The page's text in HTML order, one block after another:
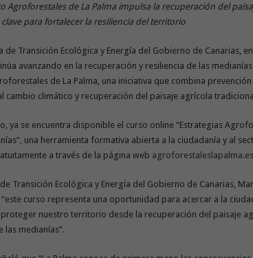
Agroforestales de La Palma impulsa la recuperación del
para fortalecer la resiliencia del territorio
de Transición Ecológica y Energía del Gobierno de Canarias,
avanzando en la recuperación y resiliencia de las medianías
de La Palma, una iniciativa que combina
cambio climático y recuperación del paisaje agrícola
ya se encuentra disponible el curso online “Estrategias
una herramienta formativa abierta a la ciudadanía y al
a través de la página web
Transición Ecológica y Energía del Gobierno de Canarias,
curso representa una oportunidad para acercar a la
nuestro territorio desde la recuperación del paisaje
las medianías”.